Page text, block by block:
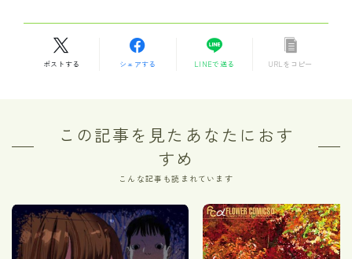
ポストする シェアする LINEで送る URLをコピー
この記事を見たあなたにおす
すめ
こんな記事も読まれています